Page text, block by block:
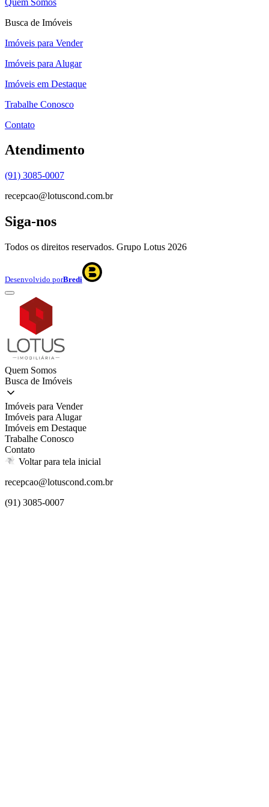
Busca de Imóveis
Imóveis para Vender
Imóveis para Alugar
Imóveis em Destaque
Trabalhe Conosco
Contato
Atendimento
(91) 3085-0007
recepcao@lotuscond.com.br
Siga-nos
Todos os direitos reservados. Grupo Lotus 2026
Desenvolvido porBredi
Quem Somos
Busca de Imóveis
Imóveis para Vender
Imóveis para Alugar
Imóveis em Destaque
Trabalhe Conosco
Contato
Voltar para tela inicial
recepcao@lotuscond.com.br
(91) 3085-0007